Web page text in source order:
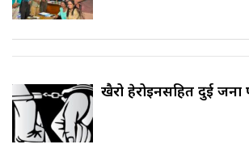
खैरो हेरोइनसहित दुई जना